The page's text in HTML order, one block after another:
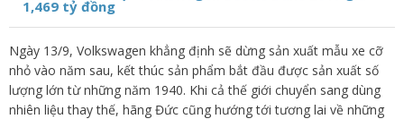
1,469 tỷ đồng
Ngày 13/9, Volkswagen khẳng định sẽ dừng sản xuất mẫu xe cỡ
nhỏ vào năm sau, kết thúc sản phẩm bắt đầu được sản xuất số
lượng lớn từ những năm 1940. Khi cả thế giới chuyển sang dùng
nhiên liệu thay thế, hãng Đức cũng hướng tới tương lai về những